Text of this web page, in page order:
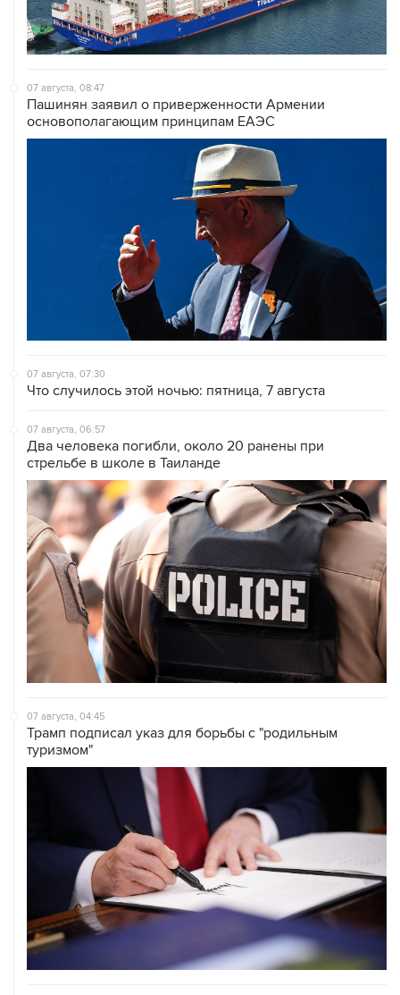
07 августа, 08:47
Пашинян заявил о приверженности Армении
основополагающим принципам ЕАЭС
07 августа, 07:30
Что случилось этой ночью: пятница, 7 августа
07 августа, 06:57
Два человека погибли, около 20 ранены при
стрельбе в школе в Таиланде
07 августа, 04:45
Трамп подписал указ для борьбы с "родильным
туризмом"